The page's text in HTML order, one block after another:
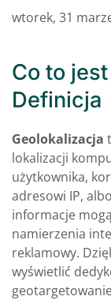
wtorek, 31
Co to
Definicja
Geolokalizacja
lokalizacji
użytkownika,
adresowi IP,
informacje
namierzenia
reklamowy.
wyświetlić